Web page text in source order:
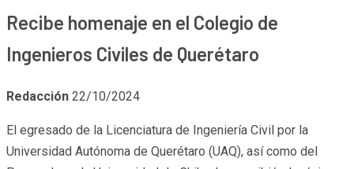
Recibe homenaje en el Colegio de
Ingenieros Civiles de Querétaro
Redacción 22/10/2024
El egresado de la Licenciatura de Ingeniería Civil por la
Universidad Autónoma de Querétaro (UAQ), así como del